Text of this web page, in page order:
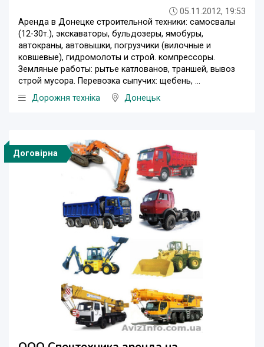
05.11.2012, 19:53
Аренда в Донецке строительной техники: самосвалы
(12-30т.), экскаваторы, бульдозеры, ямобуры,
автокраны, автовышки, погрузчики (вилочные и
ковшевые), гидромолоты и строй. компрессоры.
Земляные работы: рытье катлованов, траншей, вывоз
строй мусора. Перевозка сыпучих: щебень, ...
Дорожня техніка
Донецьк
Договірна